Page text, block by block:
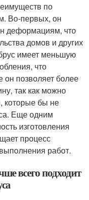
по
Во-первых, он
деформациям, что
домов и других
имеет меньшую
что
он позволяет более
так как можно
которые бы не
Еще одним
изготовления
процесс
работ.
всего подходит